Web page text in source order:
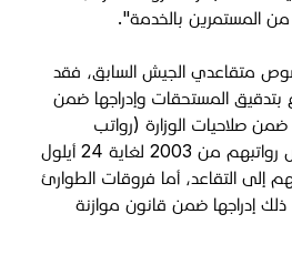
من المستمرين بالخدمة".
متقاعدي الجيش السابق، فقد
بتدقيق المستحقات وإدراجها ضمن
ضمن صلاحيات الوزارة (رواتب
وظيفية) هذا في ما يخص رواتبهم من 2003 لغاية 24 أيلول
إلى التقاعد، أما فروقات الطوارئ
إدراجها ضمن قانون موازنة